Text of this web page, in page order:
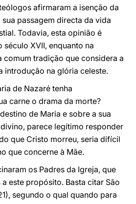
afirmaram a isenção da
passagem directa da vida
Todavia, esta opinião é
XVII, enquanto na
comum tradição que considera a
introdução na glória celeste.
de Nazaré tenha
carne o drama da morte?
de Maria e sobre a sua
parece legítimo responder
que Cristo morreu, seria difícil
que concerne à Mãe.
os Padres da Igreja, que
este propósito. Basta citar São
segundo o qual quando para